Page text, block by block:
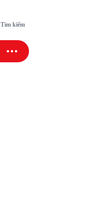
Tìm kiếm
SAO SPORT